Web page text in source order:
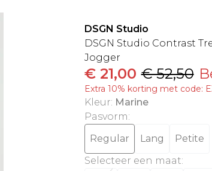
DSGN Studio
DSGN Studio Contrast
Jogger
€ 21,00 € 52,50
Extra 10% korting met code:
Kleur: Marine
Pasvorm:
Regular
Lang
Petite
Selecteer een maat: